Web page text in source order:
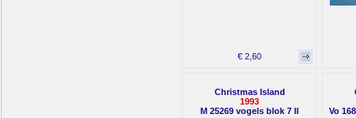
€ 2,60
Christmas Island
1993
M 25269 vogels blok 7 II
Vo